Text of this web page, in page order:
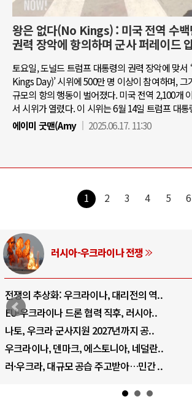
왕은 없다(No Kings) : 미국 전역 수
권력 장악에 항의하며 군사 퍼레이드
토요일, 도널드 트럼프 대통령의 권력 장악에 맞서
Kings Day)’ 시위에 500만 명 이상이 참여하며, 그
규모의 항의 행동이 벌어졌다. 미국 전역 2,100개
서 시위가 열렸다. 이 시위는 6월 14일 트럼프 대통
에이미 굿맨(Amy
2025.06.17. 11:30
1 2 3 4 5 6
러시아-우크라이나 전쟁
전쟁의 추상화: 우크라이나, 대리전의 역..
EU·우크라이나 드론 협력 직후, 러시아..
나토, 우크라 군사지원 2027년까지 공..
우크라이나, 덴마크, 에스토니아, 네덜란..
러·우크라, 대규모 공습 주고받아…민간 ..